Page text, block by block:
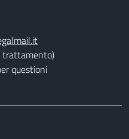
trattamento)
questioni